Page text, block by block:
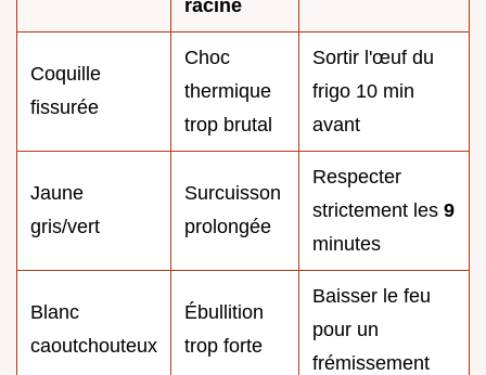
racine
Coquille
fissurée
Choc
thermique
trop brutal
Sortir l'œuf du
frigo 10 min
avant
Jaune
gris/vert
Surcuisson
prolongée
Respecter
strictement les 9
minutes
Blanc
caoutchouteux
Ébullition
trop forte
Baisser le feu
pour un
frémissement